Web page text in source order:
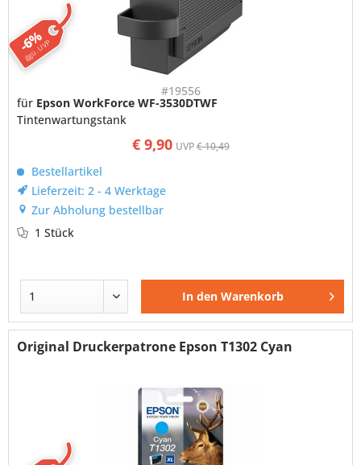
-6%
ggü. UVP
#19556
€ 9,90 UVP€ 10,49
für Epson WorkForce WF-3530DTWF
Tintenwartungstank
Bestellartikel
Lieferzeit: 2 - 4 Werktage
Zur Abholung bestellbar
1 Stück
In den Warenkorb
Original Druckerpatrone Epson T1302 Cyan